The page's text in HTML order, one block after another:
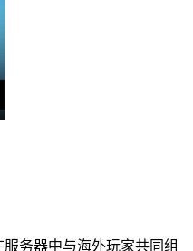
务器中与海外玩家共同组